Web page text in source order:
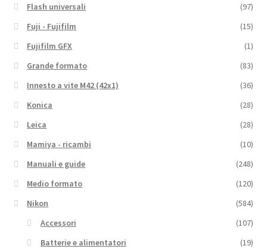
Flash universali
(97)
Fuji - Fujifilm
(15)
Fujifilm GFX
(1)
Grande formato
(83)
Innesto a vite M42 (42x1)
(36)
Konica
(28)
Leica
(28)
Mamiya - ricambi
(10)
Manuali e guide
(248)
Medio formato
(120)
Nikon
(584)
Accessori
(107)
Batterie e alimentatori
(19)